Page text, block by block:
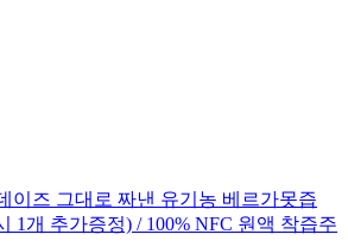
이즈 그대로 짜낸 유기농 베르가못즙
1개 추가증정) / 100% NFC 원액 착즙주